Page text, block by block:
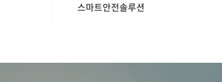
스마트안전솔루션